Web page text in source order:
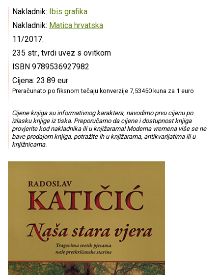
Nakladnik: Ibis grafika
Nakladnik: Matica hrvatska
11/2017.
235 str., tvrdi uvez s ovitkom
ISBN 9789536927982
Cijena: 23.89 eur
Preračunato po fiksnom tečaju konverzije 7,53450 kuna za 1 euro
Cijene knjiga su informativnog karaktera, navodimo prvu cijenu po
izlasku knjige iz tiska. Preporučamo da cijene i dostupnost knjiga
provjerite kod nakladnika ili u knjižarama! Moderna vremena više se ne
bave prodajom knjiga, potražite ih u knjižarama, antikvarijatima ili u
knjižnicama.